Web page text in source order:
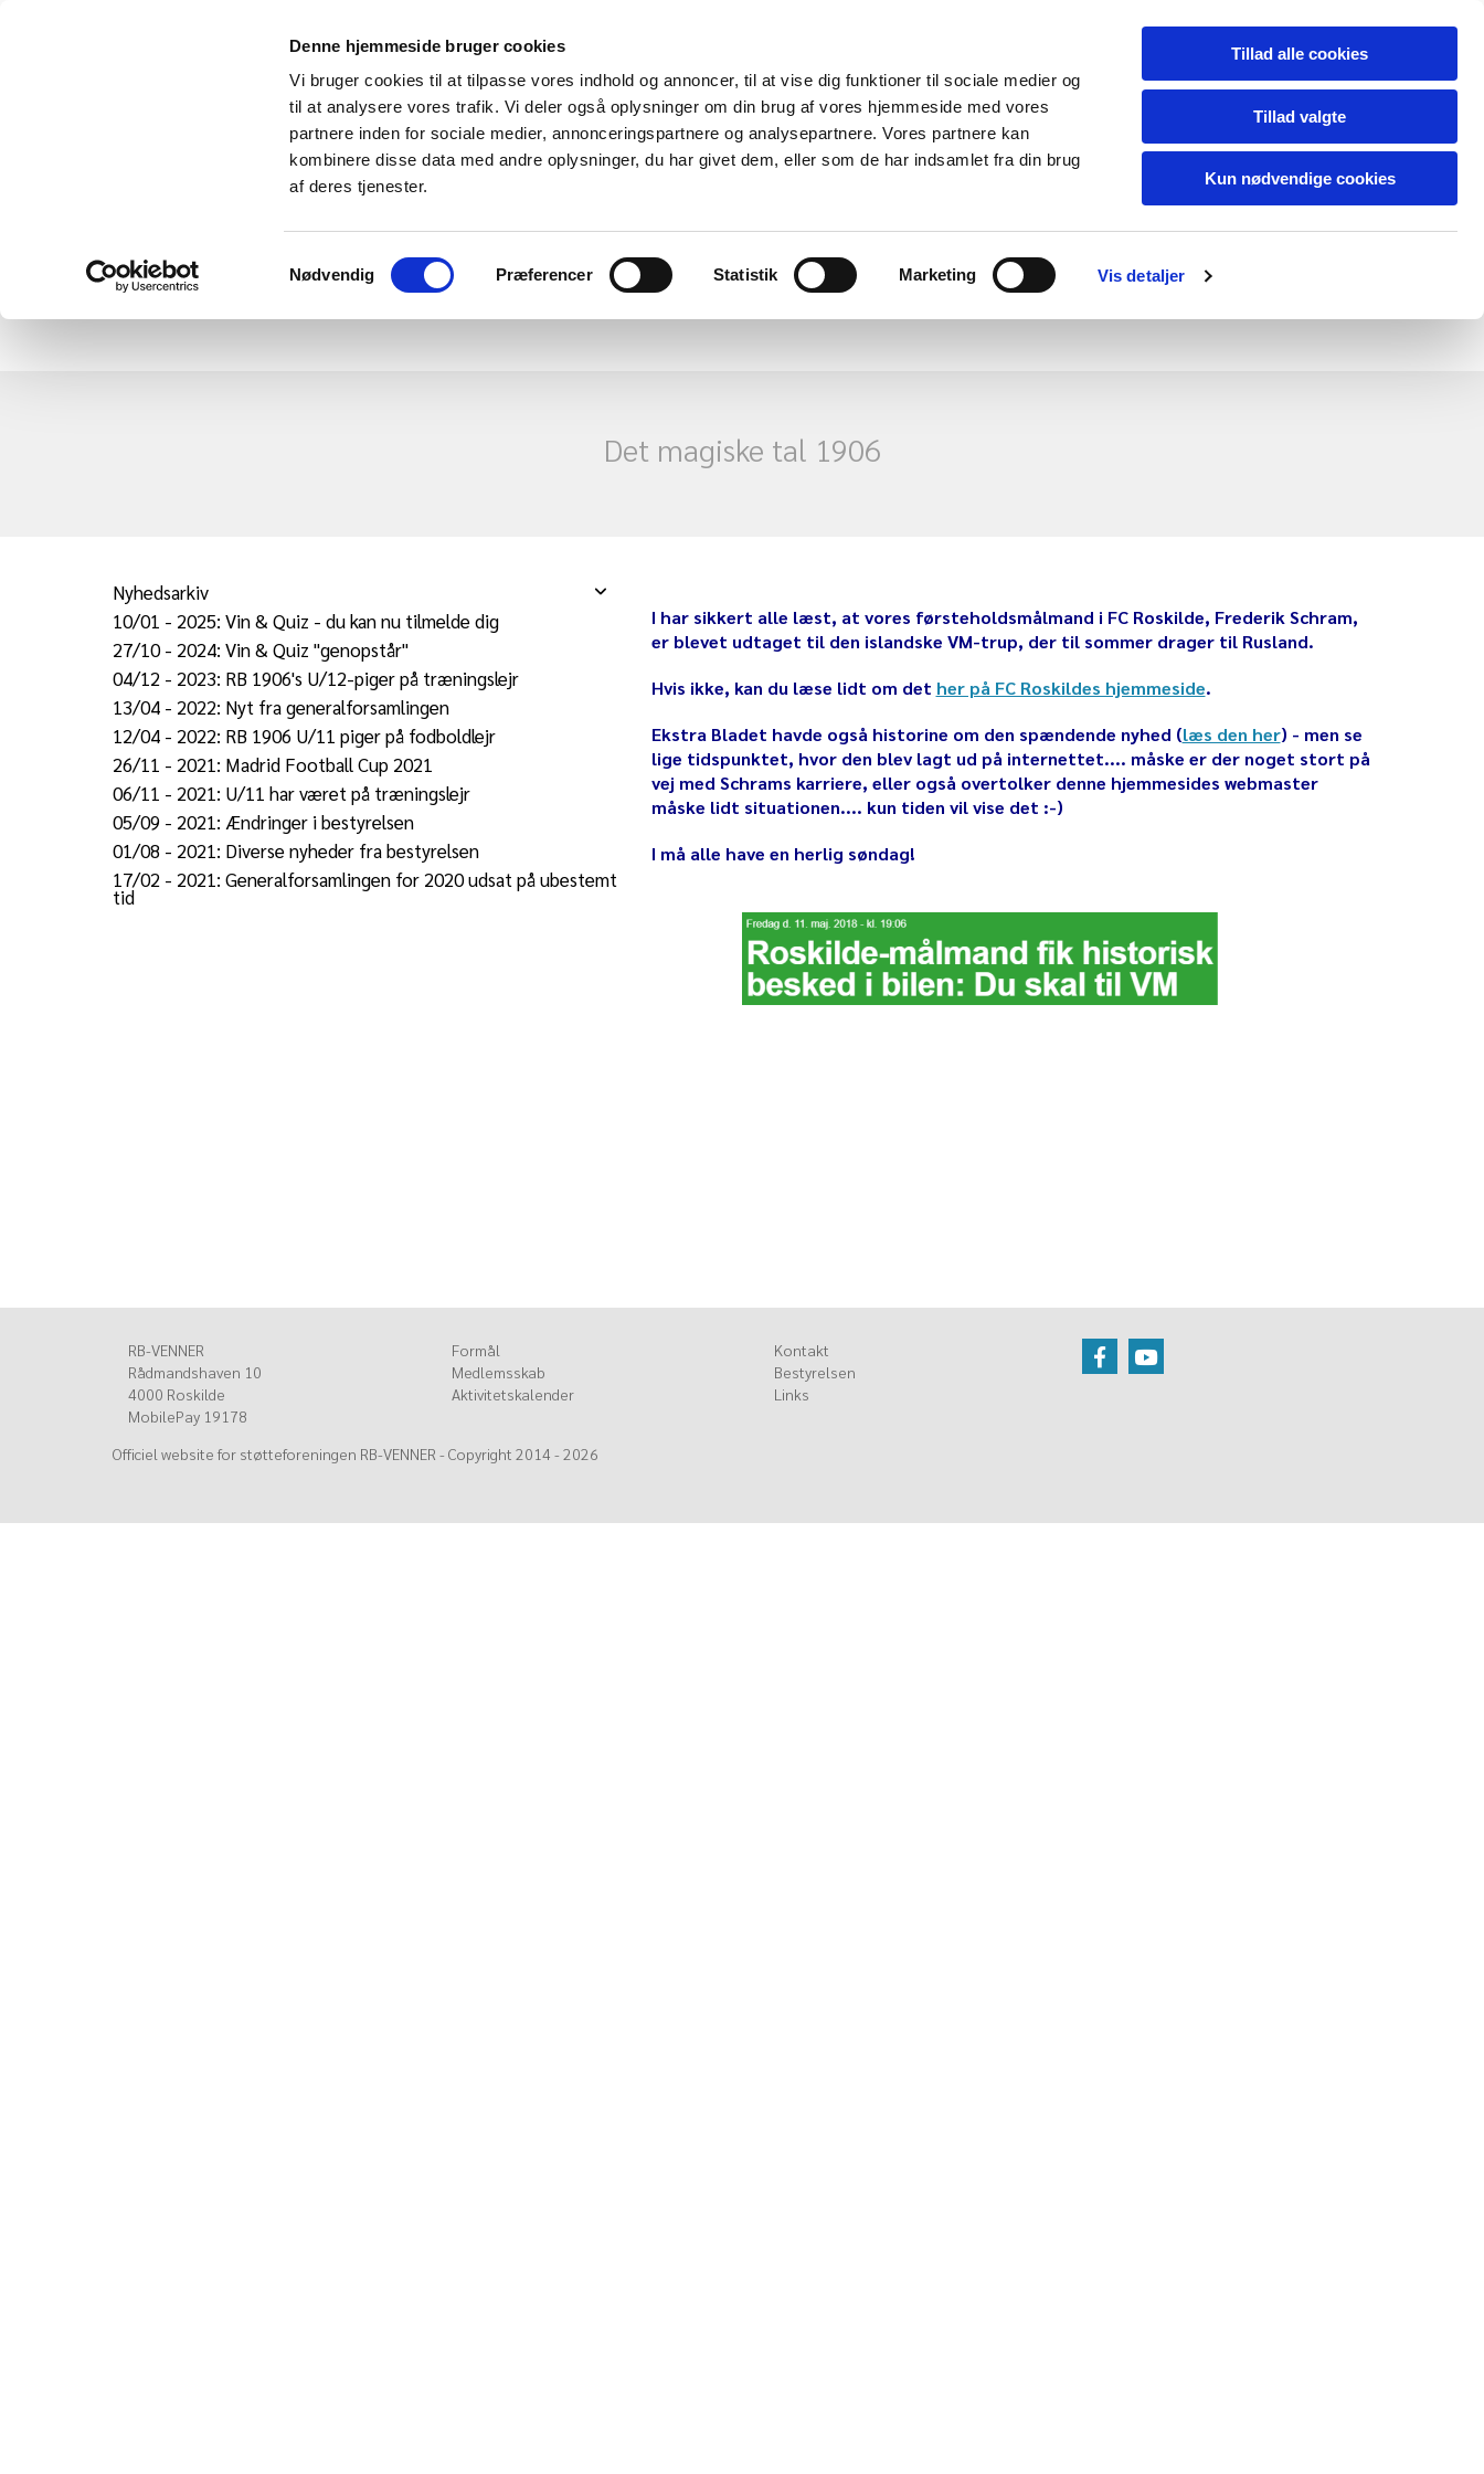
Denne hjemmeside bruger cookies
Vi bruger cookies til at tilpasse vores indhold og annoncer, til at vise dig funktioner til sociale medier og
til at analysere vores trafik. Vi deler også oplysninger om din brug af vores hjemmeside med vores
partnere inden for sociale medier, annonceringspartnere og analysepartnere. Vores partnere kan
kombinere disse data med andre oplysninger, du har givet dem, eller som de har indsamlet fra din brug
af deres tjenester.
Nødvendig Præferencer Statistik Marketing Vis detaljer
Tillad alle cookies
Tillad valgte
Kun nødvendige cookies
Nyheder Klub 500 Aktiviteter Medlemskab Ansøgning Om RB-Venner
Det magiske tal 1906
Nyhedsarkiv
2016 - 2020
16/01 - 2016: Hyggeaften - fredag, den 5. februar 2016
02/04 - 2016: Vellykket generalforsamling
27/07 - 2016: RB1906 fylder 110 år
29/01 - 2017: Hyggeaften aflyst
19/03 - 2017: Klar til generalforsamlingen
01/04 - 2017: Generalforsamling 2017
19/05 - 2017: Oktoberfest Roskilde 2017
12/10 - 2017: Kegleturnering 2017
11/01 - 2018: Invitation til generalforsamling
10/09 - 2020: Generalforsamlinger - udskiftninger i
2015
2014
2013
2012
2011
2010
2009
2008
10/01 - 2025: Vin & Quiz - du kan nu tilmelde dig
27/10 - 2024: Vin & Quiz "genopstår"
04/12 - 2023: RB 1906's U/12-piger på træningslejr
13/04 - 2022: Nyt fra generalforsamlingen
12/04 - 2022: RB 1906 U/11 piger på fodboldlejr
26/11 - 2021: Madrid Football Cup 2021
06/11 - 2021: U/11 har været på træningslejr
05/09 - 2021: Ændringer i bestyrelsen
01/08 - 2021: Diverse nyheder fra bestyrelsen
17/02 - 2021: Generalforsamlingen for 2020 udsat på ubestemt
tid
I har sikkert alle læst, at vores førsteholdsmålmand i FC Roskilde, Frederik Schram,
er blevet udtaget til den islandske VM-trup, der til sommer drager til Rusland.
Hvis ikke, kan du læse lidt om det her på FC Roskildes hjemmeside.
Ekstra Bladet havde også historine om den spændende nyhed (læs den her) - men se
lige tidspunktet, hvor den blev lagt ud på internettet.... måske er der noget stort på
vej med Schrams karriere, eller også overtolker denne hjemmesides webmaster
måske lidt situationen.... kun tiden vil vise det :-)
I må alle have en herlig søndag!
RB-VENNER
Rådmandshaven 10
4000 Roskilde
MobilePay 19178
Formål
Medlemsskab
Aktivitetskalender
Kontakt
Bestyrelsen
Links
Officiel website for støtteforeningen RB-VENNER - Copyright 2014 - 2026